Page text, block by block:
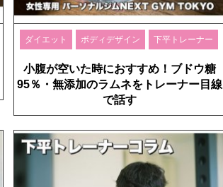
ダイエット ボディデザイン 下平トレーナー
小腹が空いた時におすすめ！ブドウ糖
95％・無添加のラムネをトレーナー目線
で話す